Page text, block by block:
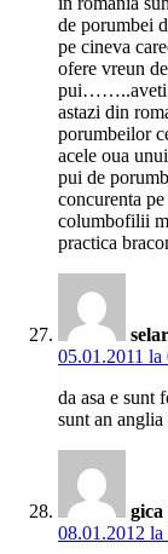
de porumbei
pe cineva
ofere vreun
pui……..aveti
astazi din
porumbeilor
acele oua
pui de
concurenta
columbofilii
practica
05.01.2011 la
da asa e sunt
sunt an
gica
08.01.2012 la